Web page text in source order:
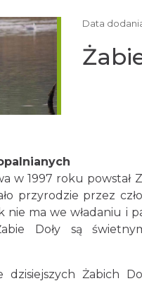
Data
w 1997 roku powstał
przyrodzie przez
nie ma we władaniu i
Doły są
Żabich